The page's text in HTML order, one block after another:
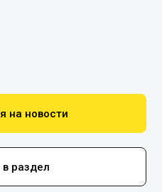
на новости
раздел